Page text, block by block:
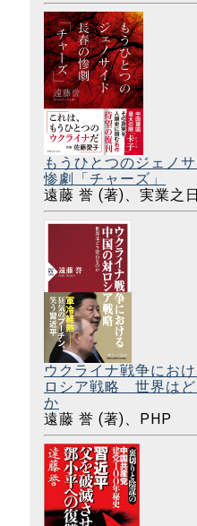
もうひとつのジェノ
惨劇「チャーズ」
遠藤 誉 (著)、実業之
ウクライナ戦争にお
ロシア戦略 世界は
か
遠藤 誉 (著)、PHP